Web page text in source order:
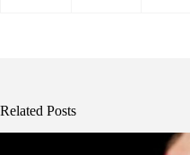
Related Posts